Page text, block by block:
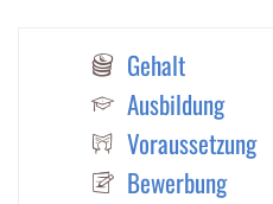
Gehalt
Ausbildung
Voraussetzung
Bewerbung